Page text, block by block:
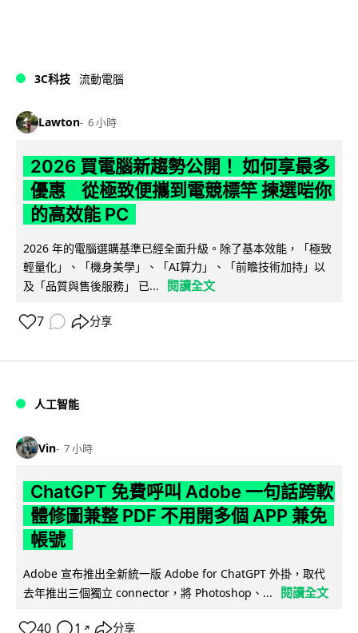
3C科技 流動電腦
Lawton 6 小時
2026 買電腦新趨勢公開！ 如何享最多
優惠 從極致便攜到電競標竿 揀選啱你
的高效能 PC
2026 年的電腦選購基準已經全面升級。除了基本效能，「極致
輕量化」、「機身美學」、「AI算力」、「前瞻技術加持」以
及「品質與售後服務」 已...
閱讀全文
7 分享
人工智能
Vin 7 小時
ChatGPT 免費呼叫 Adobe 一句話跨軟
體修圖兼整 PDF 不用開多個 APP 兼免
帳號
Adobe 宣布推出全新統一版 Adobe for ChatGPT 外掛，取代
去年推出三個獨立 connector，將 Photoshop、...
閱讀全文
40 1 ↗ 分享